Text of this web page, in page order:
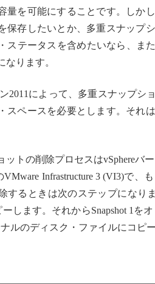
量を可能にすることです。しか
保存したいとか、多重スナップ
ステータスを含めたいなら、ま
なります。
2011によって、多重スナップ
スペースを必要とします。それ
ットの削除プロセスはvSphereバ
VMware Infrastructure 3 (VI3)で
するときは次のステップになり
ーします。それからSnapshot 1
ナルのディスク・ファイルにコピ